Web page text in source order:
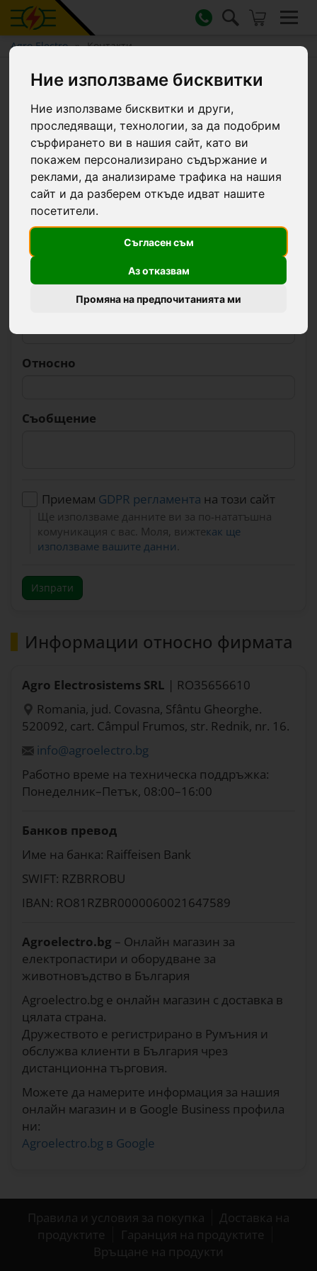
Ние използваме бисквитки
Ние използваме бисквитки и други,
проследяващи, технологии, за да подобрим
сърфирането ви в нашия сайт, като ви
покажем персонализирано съдържание и
реклами, да анализираме трафика на нашия
сайт и да разберем откъде идват нашите
посетители.
Съгласен съм
Аз отказвам
Промяна на предпочитанията ми
Agro Electro Контакти
Контакти
Свържете се с нас по имейл
Три имена
E-mail адрес
Телефонен номер
Относно
Съобщение
Приемам GDPR регламента на този сайт
Ще използваме данните ви за по-нататъшна
комуникация с вас. Моля, вижтекак ще
използваме вашите данни
Изпрати
Информации относно фирмата
Agro Electrosistems SRL | RO35656610
Romania, jud. Covasna, Sfântu Gheorghe.
520092, cart. Câmpul Frumos, str. Rednik, nr. 16.
info@agroelectro.bg
Работно време на техническа поддръжка:
Понеделник–Петък, 08:00–16:00
Банков превод
Име на банка: Raiffeisen Bank
SWIFT: RZBRROBU
IBAN: RO81RZBR0000060021647589
Agroelectro.bg – Онлайн магазин за
електропастири и оборудване за
животновъдство в България
Agroelectro.bg е онлайн магазин с доставка в
цялата страна.
Дружеството е регистрирано в Румъния и
обслужва клиенти в България чрез
дистанционна търговия.
Можете да намерите информация за нашия
онлайн магазин и в Google Business профила
ни:
Agroelectro.bg в Google
Правила и условия за покупка
Доставка на
продуктите
Гаранция на продуктите
Връщане на продукти